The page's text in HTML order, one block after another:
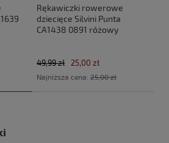
Rękawiczki rowerowe
dziecięce Silvini Punta
CA1438 0891 różowy
25,00 zł
49,99 zł
Najniższa cena:25,00 zł